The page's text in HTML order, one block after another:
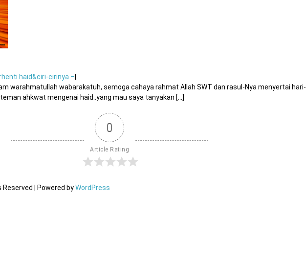
haid&ciri-cirinya –
warahmatullah wabarakatuh, semoga cahaya rahmat Allah SWT dan rasul-Nya menyertai hari-
ahkwat mengenai haid..yang mau saya tanyakan [...]
0
Article Rating
Reserved | Powered byWordPress